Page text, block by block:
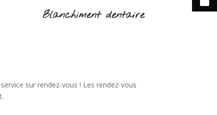
Blanchiment dentaire
sur rendez-vous ! Les rendez-vous